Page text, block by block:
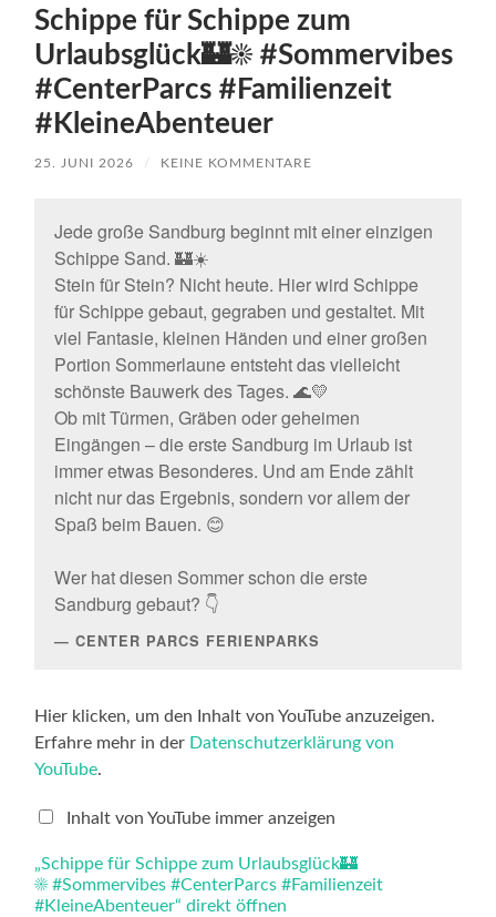
Schippe für Schippe zum
Urlaubsglück🏰☀️ #Sommervibes
#CenterParcs #Familienzeit
#KleineAbenteuer
25. JUNI 2026 / KEINE KOMMENTARE
Jede große Sandburg beginnt mit einer einzigen
Schippe Sand. 🏰☀️
Stein für Stein? Nicht heute. Hier wird Schippe
für Schippe gebaut, gegraben und gestaltet. Mit
viel Fantasie, kleinen Händen und einer großen
Portion Sommerlaune entsteht das vielleicht
schönste Bauwerk des Tages. 🌊💛
Ob mit Türmen, Gräben oder geheimen
Eingängen – die erste Sandburg im Urlaub ist
immer etwas Besonderes. Und am Ende zählt
nicht nur das Ergebnis, sondern vor allem der
Spaß beim Bauen. 😊
Wer hat diesen Sommer schon die erste
Sandburg gebaut? 👇
CENTER PARCS FERIENPARKS
„Schippe
Schippe
zum
☀️ #Sommervibes
#Familienzeit
#KleineAbenteuer“
von
YouTube
Hier klicken, um den Inhalt von YouTube anzuzeigen.
Erfahre mehr in der Datenschutzerklärung von
YouTube.
Inhalt von YouTube immer anzeigen
„Schippe für Schippe zum Urlaubsglück🏰
☀️ #Sommervibes #CenterParcs #Familienzeit
#KleineAbenteuer“ direkt öffnen